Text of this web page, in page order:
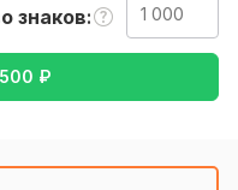
Культура и
знаков
500 ₽